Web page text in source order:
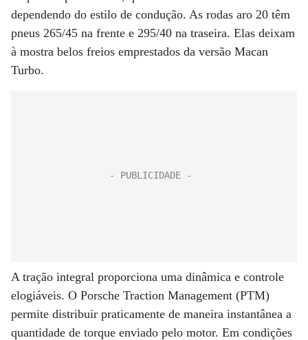
dependendo do estilo de condução. As rodas aro 20 têm
pneus 265/45 na frente e 295/40 na traseira. Elas deixam
à mostra belos freios emprestados da versão Macan
Turbo.
A tração integral proporciona uma dinâmica e controle
elogiáveis. O Porsche Traction Management (PTM)
permite distribuir praticamente de maneira instantânea a
quantidade de torque enviado pelo motor. Em condições